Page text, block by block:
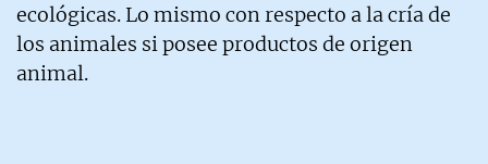
ecológicas. Lo mismo con respecto a la cría de
los animales si posee productos de origen
animal.